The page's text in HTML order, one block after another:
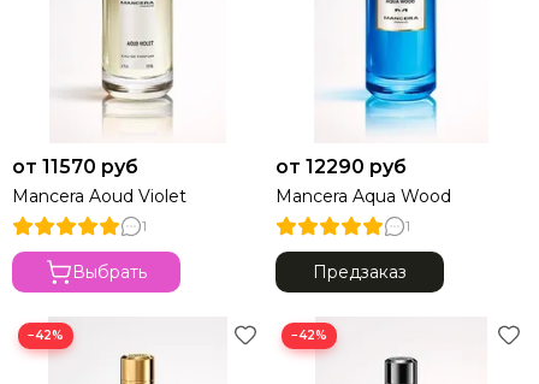
от 11570 руб
Mancera Aoud Violet
1
Выбрать
от 12290 руб
Mancera Aqua Wood
1
Предзаказ
−42% −42%